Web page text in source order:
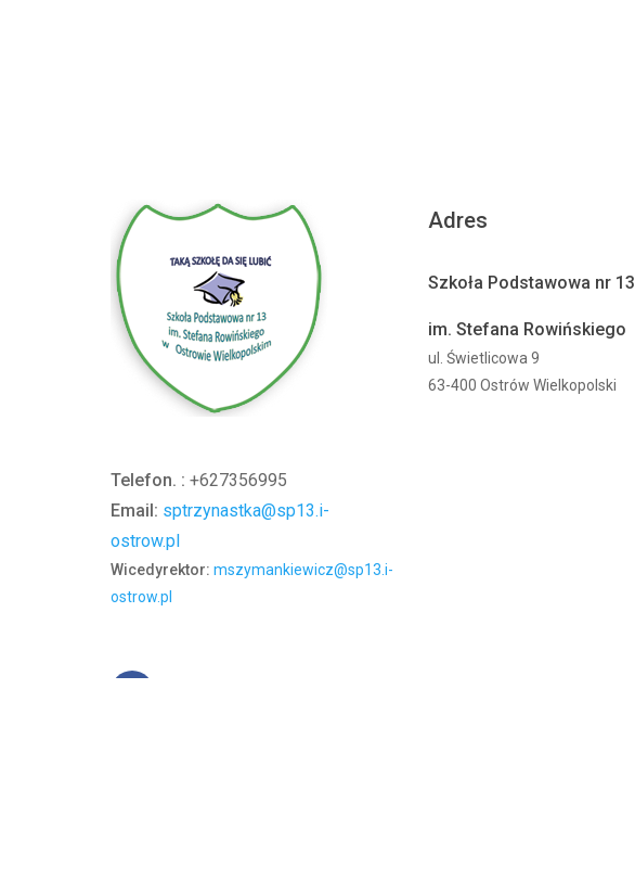
Telefon. : +627356995
Email: sptrzynastka@sp13.i-
ostrow.pl
Wicedyrektor: mszymankiewicz@sp13.i-
ostrow.pl
Adres
Szkoła Podstawowa nr 13
im. Stefana Rowińskiego
ul. Świetlicowa 9
63-400 Ostrów Wielkopolski